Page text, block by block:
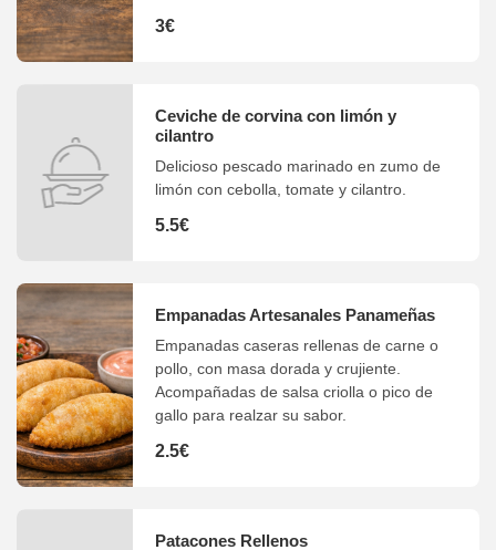
3€
Ceviche de corvina con limón y
cilantro
Delicioso pescado marinado en zumo de
limón con cebolla, tomate y cilantro.
5.5€
Empanadas Artesanales Panameñas
Empanadas caseras rellenas de carne o
pollo, con masa dorada y crujiente.
Acompañadas de salsa criolla o pico de
gallo para realzar su sabor.
2.5€
Patacones Rellenos